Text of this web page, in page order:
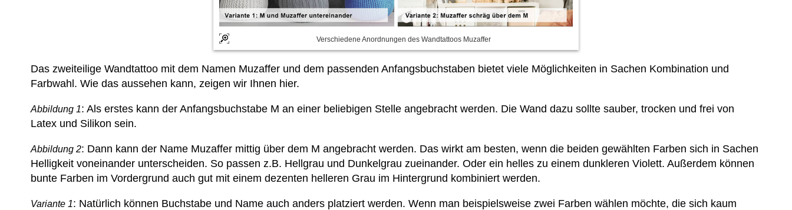
Verschiedene Anordnungen des Wandtattoos Muzaffer
Das zweiteilige Wandtattoo mit dem Namen Muzaffer und dem passenden Anfangsbuchstaben bietet viele Möglichkeiten in Sachen Kombination und
Farbwahl. Wie das aussehen kann, zeigen wir Ihnen hier.
Abbildung 1: Als erstes kann der Anfangsbuchstabe M an einer beliebigen Stelle angebracht werden. Die Wand dazu sollte sauber, trocken und frei von
Latex und Silikon sein.
Abbildung 2: Dann kann der Name Muzaffer mittig über dem M angebracht werden. Das wirkt am besten, wenn die beiden gewählten Farben sich in Sachen
Helligkeit voneinander unterscheiden. So passen z.B. Hellgrau und Dunkelgrau zueinander. Oder ein helles zu einem dunkleren Violett. Außerdem können
bunte Farben im Vordergrund auch gut mit einem dezenten helleren Grau im Hintergrund kombiniert werden.
Variante 1: Natürlich können Buchstabe und Name auch anders platziert werden. Wenn man beispielsweise zwei Farben wählen möchte, die sich kaum